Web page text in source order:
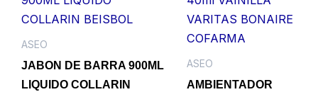
ASEO
JABON DE BARRA 900ML
LIQUIDO COLLARIN
ASEO
AMBIENTADOR